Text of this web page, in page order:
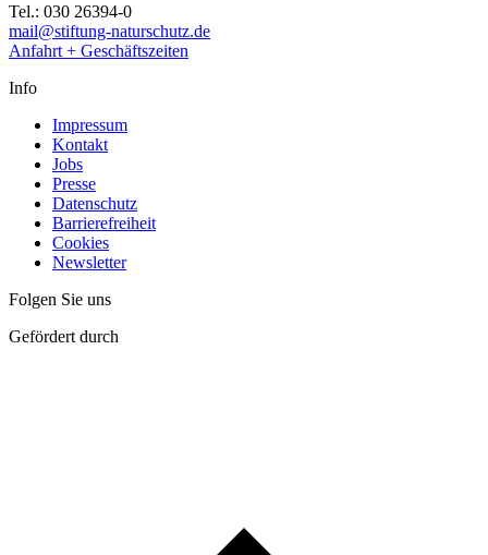
Tel.: 030 26394-0
mail@stiftung-naturschutz.de
Anfahrt + Geschäftszeiten
Info
Impressum
Kontakt
Jobs
Presse
Datenschutz
Barrierefreiheit
Cookies
Newsletter
Folgen Sie uns
Gefördert durch